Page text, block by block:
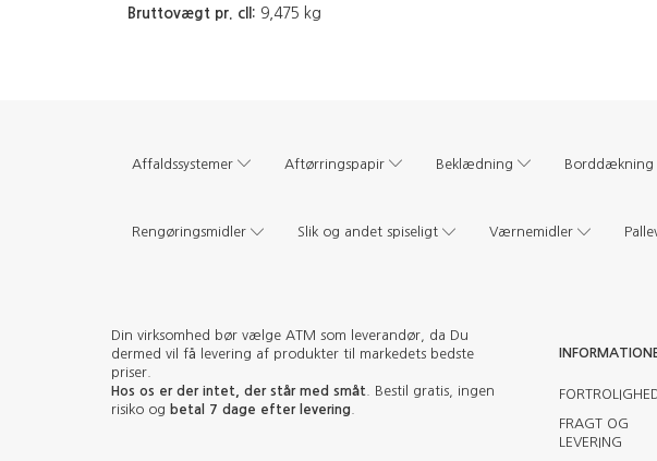
Bruttovægt pr. cll: 9,475 kg
Affaldssystemer Aftørringspapir Beklædning Borddækning
Rengøringsmidler Slik og andet spiseligt Værnemidler
Din virksomhed bør vælge ATM som leverandør, da Du
dermed vil få levering af produkter til markedets bedste
priser.
Hos os er der intet, der står med småt . Bestil gratis, ingen
risiko og betal 7 dage efter levering
FRAGT OG
LEVERING